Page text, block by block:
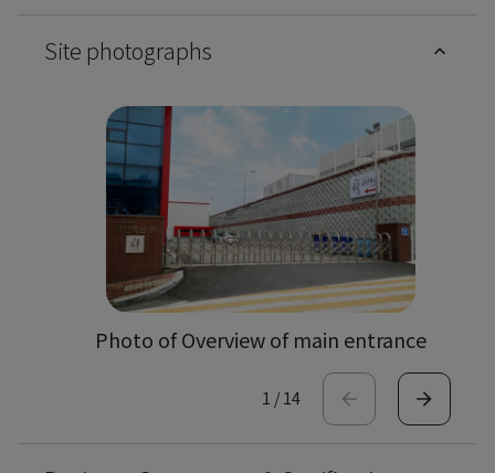
Site photographs
Photo of Overview of main entrance
1 / 14